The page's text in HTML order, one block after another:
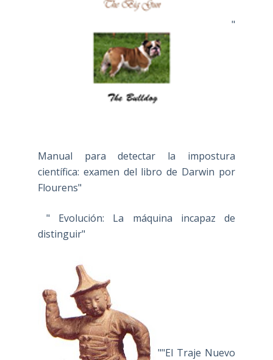
"
Manual para detectar la impostura
científica: examen del libro de Darwin por
Flourens"
" Evolución: La máquina incapaz de
distinguir"
""El Traje Nuevo